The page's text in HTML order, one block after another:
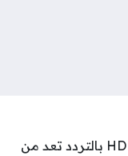
كيفية تنزيل قناة على الرسيفر الصغير HD بالتردد تعد من